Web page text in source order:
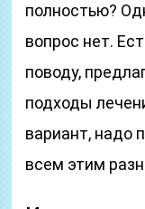
полностью?
вопрос нет.
поводу,
подходы
вариант, надо
всем этим